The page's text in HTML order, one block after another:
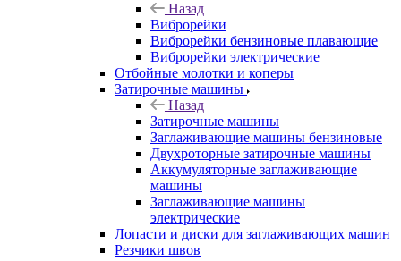
Назад
Виброрейки
Виброрейки бензиновые плавающие
Виброрейки электрические
Отбойные молотки и коперы
Затирочные машины
Назад
Затирочные машины
Заглаживающие машины бензиновые
Двухроторные затирочные машины
Аккумуляторные заглаживающие
машины
Заглаживающие машины
электрические
Лопасти и диски для заглаживающих машин
Резчики швов